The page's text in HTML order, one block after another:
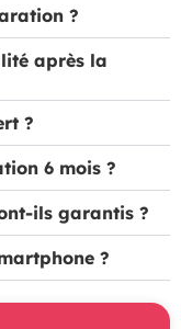
?
après la
?
6 mois ?
ils garantis ?
?